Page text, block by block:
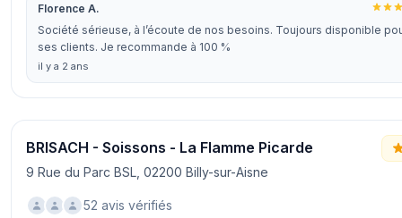
Florence A.
Société sérieuse, à l’écoute de nos besoins. Toujours disponible
ses clients. Je recommande à 100 %
il y a 2 ans
BRISACH - Soissons - La Flamme Picarde
9 Rue du Parc BSL, 02200 Billy-sur-Aisne
52 avis vérifiés